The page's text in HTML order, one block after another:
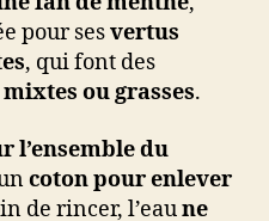
pour sesvertus
, qui font des
ou grasses.
l’ensemble du
coton pour enlever
de rincer, l’eaune